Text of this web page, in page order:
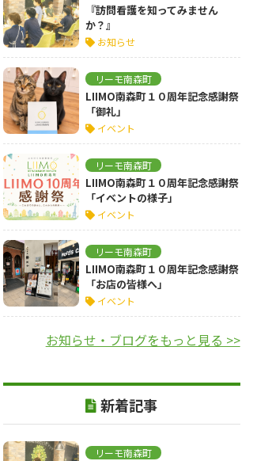
『訪問看護を知ってみません
か？』
お知らせ
リーモ南森町
LIIMO南森町１０周年記念感謝祭
「御礼」
イベント
リーモ南森町
LIIMO南森町１０周年記念感謝祭
「イベントの様子」
イベント
リーモ南森町
LIIMO南森町１０周年記念感謝祭
「お店の皆様へ」
イベント
お知らせ・ブログをもっと見る >>
新着記事
リーモ南森町